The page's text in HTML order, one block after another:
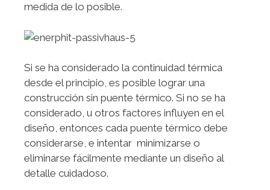
medida de lo posible.
Si se ha considerado la continuidad térmica
desde el principio, es posible lograr una
construcción sin puente térmico. Si no se ha
considerado, u otros factores influyen en el
diseño, entonces cada puente térmico debe
considerarse, e intentar minimizarse o
eliminarse fácilmente mediante un diseño al
detalle cuidadoso.